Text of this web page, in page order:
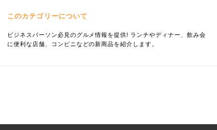
このカテゴリーについて
ビジネスパーソン必見のグルメ情報を提供! ランチやディナー、飲み会
に便利な店舗、コンビニなどの新商品を紹介します。